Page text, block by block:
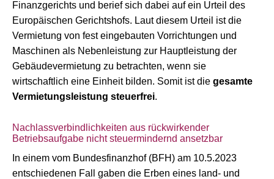
Finanzgerichts und berief sich dabei auf ein Urteil des
Europäischen Gerichtshofs. Laut diesem Urteil ist die
Vermietung von fest eingebauten Vorrichtungen und
Maschinen als Nebenleistung zur Hauptleistung der
Gebäudevermietung zu betrachten, wenn sie
wirtschaftlich eine Einheit bilden. Somit ist die gesamte
Vermietungsleistung steuerfrei.
Nachlassverbindlichkeiten aus rückwirkender
Betriebsaufgabe nicht steuermindernd ansetzbar
In einem vom Bundesfinanzhof (BFH) am 10.5.2023
entschiedenen Fall gaben die Erben eines land- und